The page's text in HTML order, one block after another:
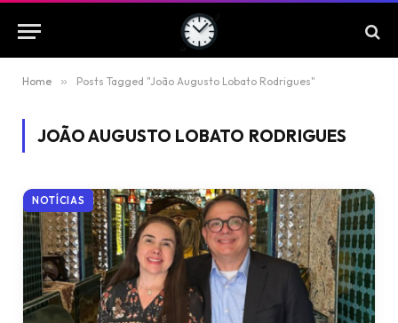
Home » Posts Tagged "João Augusto Lobato Rodrigues"
JOÃO AUGUSTO LOBATO RODRIGUES
NOTÍCIAS